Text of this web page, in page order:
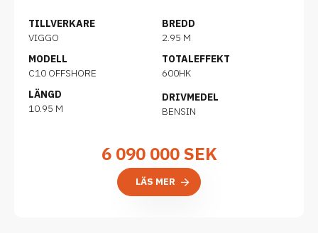
TILLVERKARE
VIGGO
MODELL
C10 OFFSHORE
LÄNGD
10.95 M
BREDD
2.95 M
TOTALEFFEKT
600HK
DRIVMEDEL
BENSIN
6 090 000SEK
LÄS MER